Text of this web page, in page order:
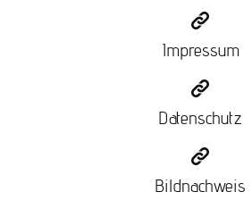
Impressum
Datenschutz
Bildnachweis